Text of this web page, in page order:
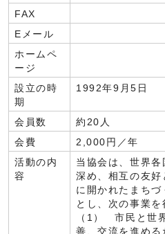
FAX
Eメール
ホームペ
ージ
設立の時
期
1992年9月5日
会員数
約20人
会費
2,000円／年
活動の内
容
当協会は、世界
深め、相互の友好
に開かれたまち
とし、次の事業を
（1） 市民と世
善、交流を進める